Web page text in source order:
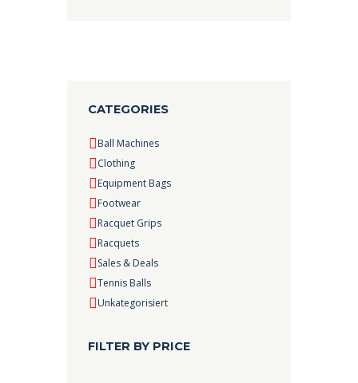
CATEGORIES
Ball Machines
Clothing
Equipment Bags
Footwear
Racquet Grips
Racquets
Sales & Deals
Tennis Balls
Unkategorisiert
FILTER BY PRICE